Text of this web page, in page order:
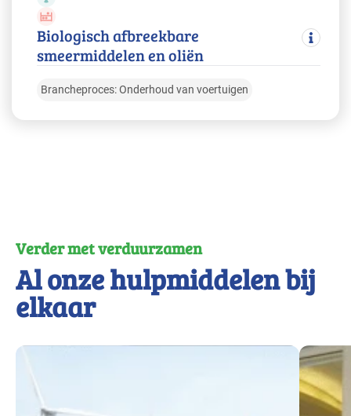
Biologisch afbreekbare
smeermiddelen en oliën
Brancheproces: Onderhoud van voertuigen
Verder met verduurzamen
Al onze hulpmiddelen bij
elkaar